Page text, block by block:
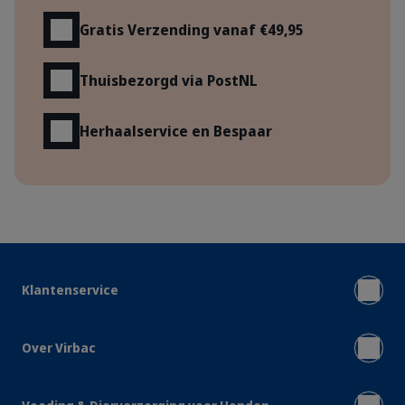
Gratis Verzending vanaf €49,95
Thuisbezorgd via PostNL
Herhaalservice en Bespaar
Klantenservice
Over Virbac